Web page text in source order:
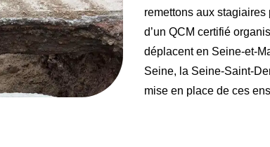
remettons aux
d’un QCM certifié
déplacent en Seine-et-
Seine, la Seine-Saint-
mise en place de ces